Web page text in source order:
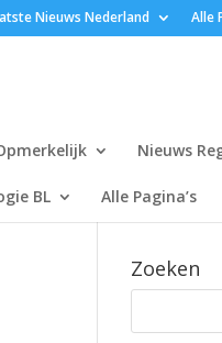
Nieuws Nederland Alle
Nieuws
BL Alle Pagina’s
Zoeken